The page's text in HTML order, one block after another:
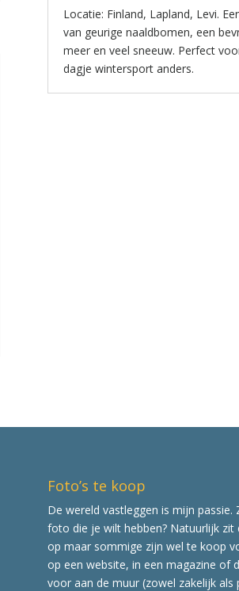
Locatie: Finland, Lapland, Levi.
van geurige naaldbomen, een
meer en veel sneeuw. Perfect
dagje wintersport anders.
Foto’s te koop
De wereld vastleggen is mijn passie.
foto die je wilt hebben? Natuurlijk zit
op maar sommige zijn wel te koop
op een website, in een magazine of
voor aan de muur (zowel zakelijk als